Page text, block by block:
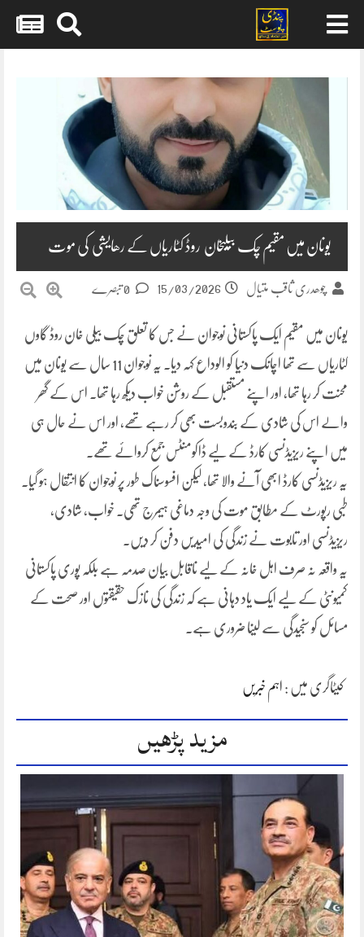
content
یونان میں مقیم چک بیلیخان روڈ کٹاریاں کے رھایشی کی موت
چوھدری ثاقب متیال 15/03/2026
یونان میں مقیم ایک پاکستانی نوجوان نے جس کا تعلق چک بیلی خان روڈ گاوں
کٹاریاں سے تھا اچانک دنیا کو الوداع کہہ دیا۔ یہ نوجوان 11 سال سے یونان میں
محنت کر رہا تھا، اور اپنے مستقبل کے روشن خواب دیکھ رہا تھا۔ اس کے گھر
والے اس کی شادی کے بندوبست بھی کر رہے تھے، اور اس نے حال ہی
میں اپنے ریزیڈنسی کارڈ کے لیے ڈاکومنٹس جمع کروائے تھے۔
یہ ریزیڈنسی کارڈ ابھی آنے والا تھا، لیکن افسوسناک طور پر نوجوان کا انتقال ہو گیا۔
طبی رپورٹ کے مطابق موت کی وجہ دماغی ہیمرج تھی۔ خواب، شادی،
ریزیڈنسی اور تابوت نے زندگی کی امیدیں دفن کر دیں۔
یہ واقعہ نہ صرف اہل خانہ کے لیے ناقابل بیان صدمہ ہے بلکہ پوری پاکستانی
کمیونٹی کے لیے ایک یاد دہانی ہے کہ زندگی کی نازک حقیقتوں اور صحت کے
مسائل کو سنجیدگی سے لینا ضروری ہے۔
کیٹاگری میں : اہم خبریں
مزید پڑھیں